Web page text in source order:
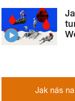
Jak nás